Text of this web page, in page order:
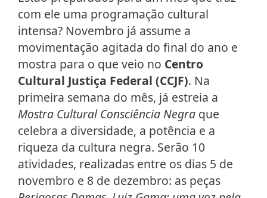
com ele uma programação cultural
intensa? Novembro já assume a
movimentação agitada do final do ano e
mostra para o que veio no Centro
Cultural Justiça Federal (CCJF). Na
primeira semana do mês, já estreia a
Mostra Cultural Consciência Negra que
celebra a diversidade, a potência e a
riqueza da cultura negra. Serão 10
atividades, realizadas entre os dias 5 de
novembro e 8 de dezembro: as peças